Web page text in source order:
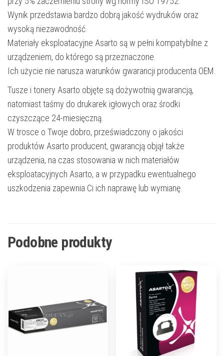
Wynik przedstawia bardzo dobrą jakość wydruków oraz
wysoką niezawodność.
Materiały eksploatacyjne Asarto są w pełni kompatybilne z
urządzeniem, do którego są przeznaczone.
Ich użycie nie narusza warunków gwarancji producenta OEM.
Tusze i tonery Asarto objęte są dożywotnią gwarancją,
natomiast taśmy do drukarek igłowych oraz środki
czyszczące 24-miesięczną.
W trosce o Twoje dobro, przeświadczony o jakości
produktów Asarto producent, gwarancją objął także
urządzenia, na czas stosowania w nich materiałów
eksploatacyjnych Asarto, a w przypadku ewentualnego
uszkodzenia zapewnia Ci ich naprawę lub wymianę.
Podobne produkty